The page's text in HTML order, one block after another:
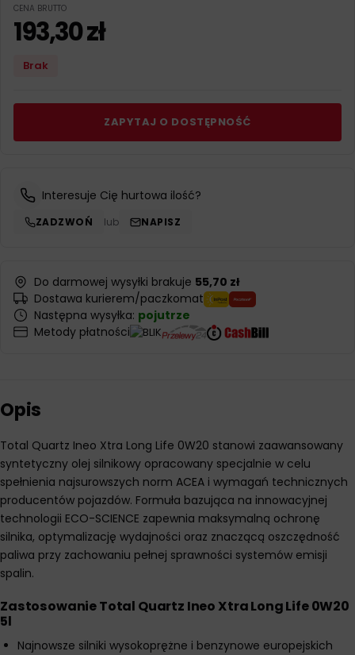
CENA BRUTTO
193,30zł
Brak
ZAPYTAJ O DOSTĘPNOŚĆ
Interesuje Cię hurtowa ilość?
ZADZWOŃ lub NAPISZ
Do darmowej wysyłki brakuje 55,70 zł
Dostawa kurierem/paczkomat
Następna wysyłka: pojutrze
Metody płatności
Opis
Total Quartz Ineo Xtra Long Life 0W20 stanowi zaawansowany
syntetyczny olej silnikowy opracowany specjalnie w celu
spełnienia najsurowszych norm ACEA i wymagań technicznych
producentów pojazdów. Formuła bazująca na innowacyjnej
technologii ECO-SCIENCE zapewnia maksymalną ochronę
silnika, optymalizację wydajności oraz znaczącą oszczędność
paliwa przy zachowaniu pełnej sprawności systemów emisji
spalin.
Zastosowanie Total Quartz Ineo Xtra Long Life 0W20
5l
Najnowsze silniki wysokoprężne i benzynowe europejskich